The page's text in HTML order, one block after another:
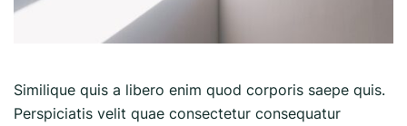
Similique quis a libero enim quod corporis saepe quis.
Perspiciatis velit quae consectetur consequatur